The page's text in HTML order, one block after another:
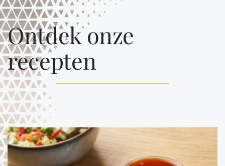
Ontdek onze
recepten